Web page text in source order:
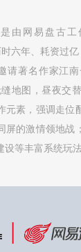
是由网易盘古
六年、耗资过亿
请著名作家江
地图，昼夜交
元素，强调走位
屏的激情领地战
设等丰富系统玩